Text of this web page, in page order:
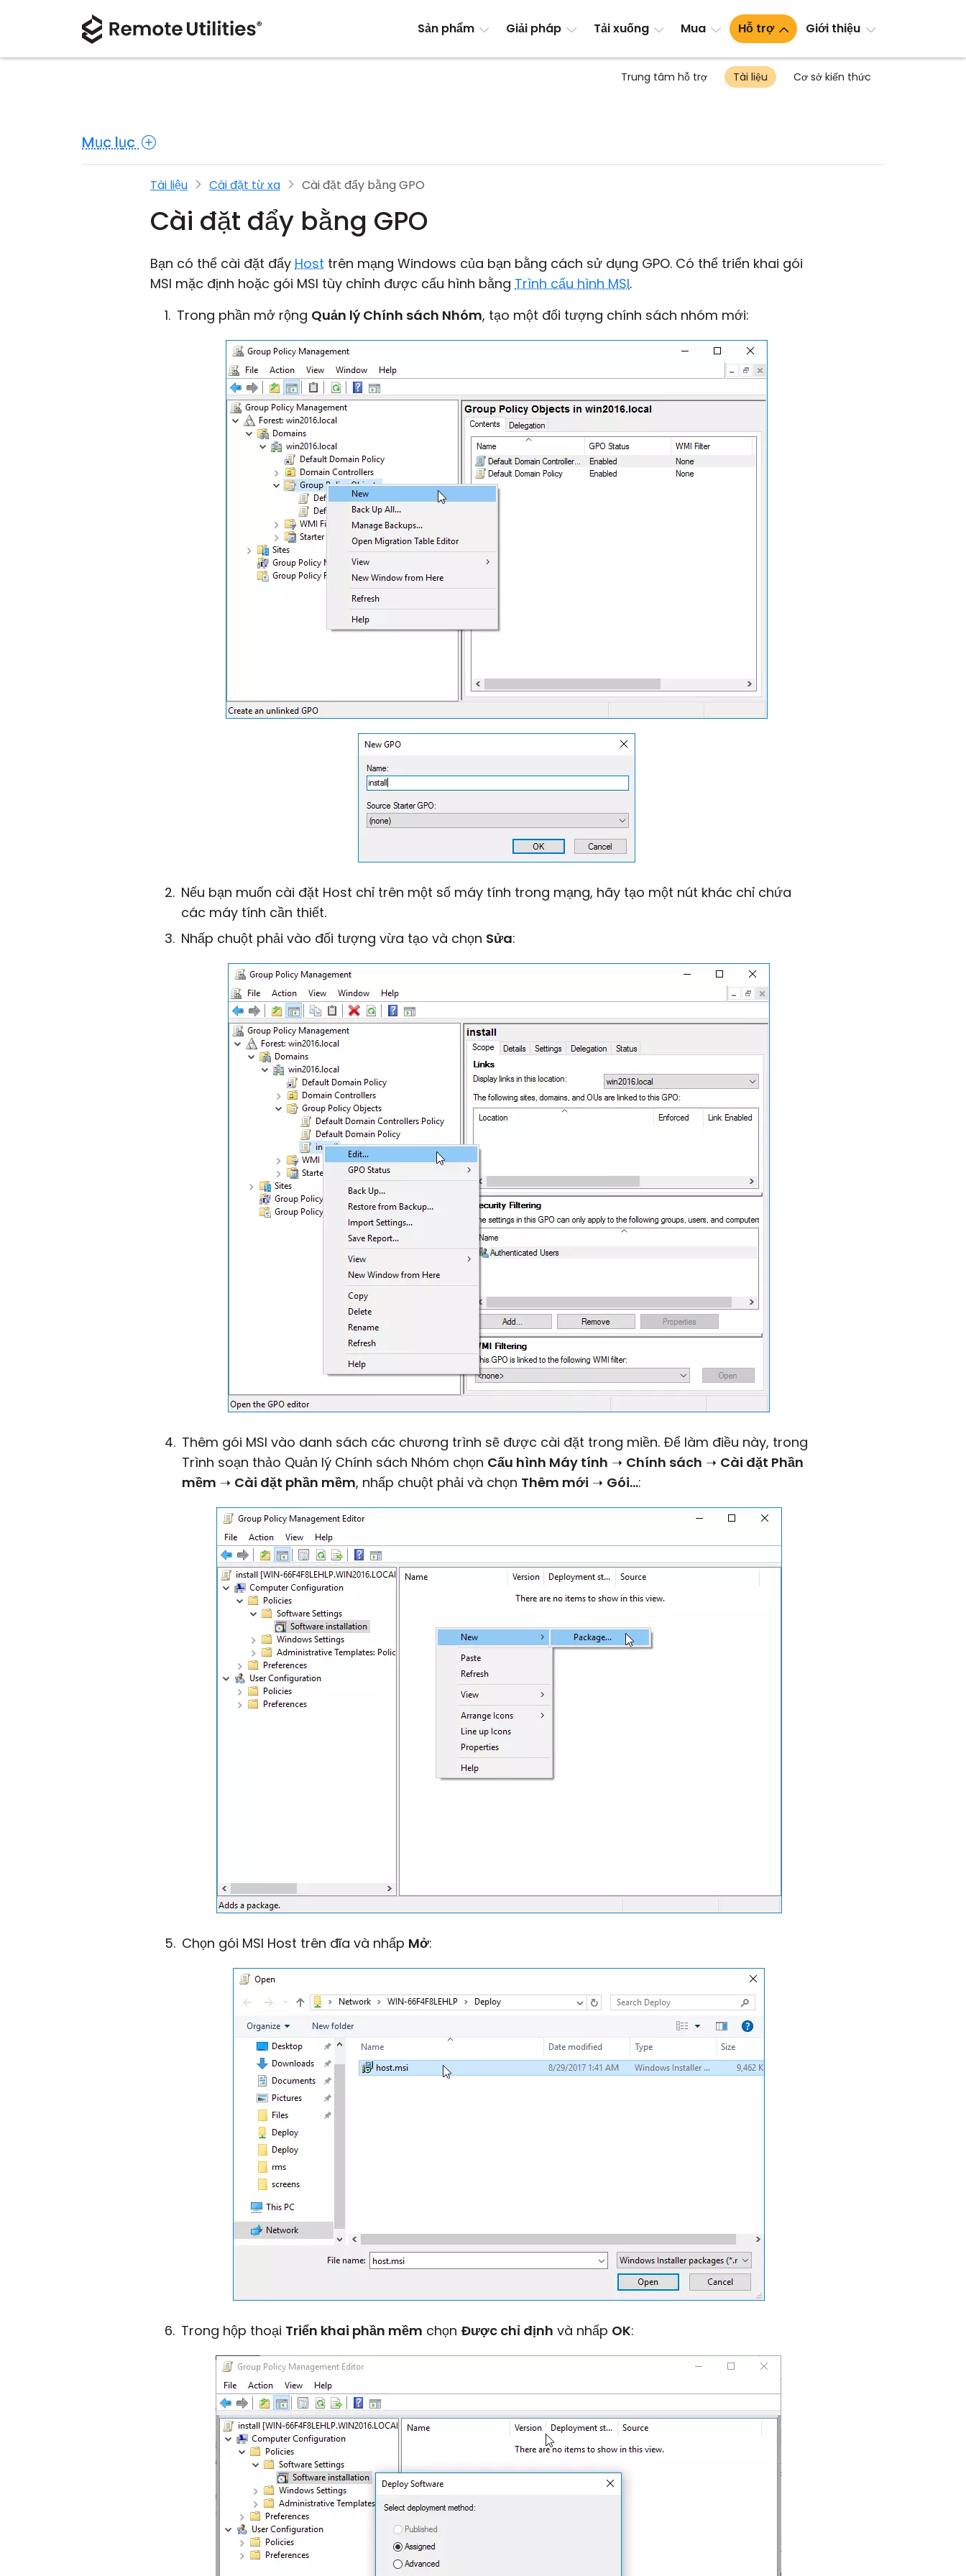
Sản phẩm Giải pháp Tải xuống Mua Hỗ trợ Giới thiệu
Trung tâm hỗ trợ Tài liệu Cơ sở kiến thức
Mục lục
Tài liệu Cài đặt từ xa Cài đặt đẩy bằng GPO
Cài đặt đẩy bằng GPO
Bạn có thể cài đặt đẩy Host trên mạng Windows của bạn bằng cách sử dụng GPO. Có thể triển khai gói
MSI mặc định hoặc gói MSI tùy chỉnh được cấu hình bằng Trình cấu hình MSI.
Trong phần mở rộng Quản lý Chính sách Nhóm, tạo một đối tượng chính sách nhóm mới:
Nếu bạn muốn cài đặt Host chỉ trên một số máy tính trong mạng, hãy tạo một nút khác chỉ chứa
các máy tính cần thiết.
Nhấp chuột phải vào đối tượng vừa tạo và chọn Sửa:
Thêm gói MSI vào danh sách các chương trình sẽ được cài đặt trong miền. Để làm điều này, trong
Trình soạn thảo Quản lý Chính sách Nhóm chọn Cấu hình Máy tính ➝ Chính sách ➝ Cài đặt Phần
mềm ➝ Cài đặt phần mềm, nhấp chuột phải và chọn Thêm mới ➝ Gói...:
Chọn gói MSI Host trên đĩa và nhấp Mở:
Trong hộp thoại Triển khai phần mềm chọn Được chỉ định và nhấp OK: